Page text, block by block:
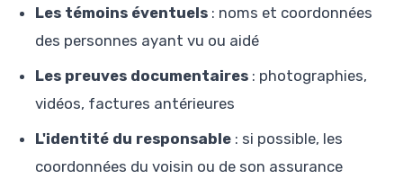
Les témoins éventuels : noms et coordonnées
des personnes ayant vu ou aidé
Les preuves documentaires : photographies,
vidéos, factures antérieures
L'identité du responsable : si possible, les
coordonnées du voisin ou de son assurance